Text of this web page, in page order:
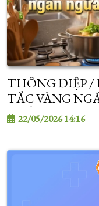
THÔNG ĐIỆP /
TẮC VÀNG
PHẨM
22/05/2026 14:16